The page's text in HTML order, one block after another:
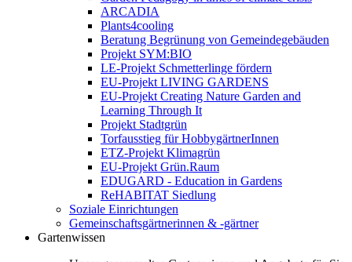
ARCADIA
Plants4cooling
Beratung Begrünung von Gemeindegebäuden
Projekt SYM:BIO
LE-Projekt Schmetterlinge fördern
EU-Projekt LIVING GARDENS
EU-Projekt Creating Nature Garden and
Learning Through It
Projekt Stadtgrün
Torfausstieg für HobbygärtnerInnen
ETZ-Projekt Klimagrün
EU-Projekt Grün.Raum
EDUGARD - Education in Gardens
ReHABITAT Siedlung
Soziale Einrichtungen
Gemeinschaftsgärtnerinnen & -gärtner
Gartenwissen